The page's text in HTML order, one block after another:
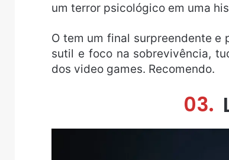
um terror psicológico em uma
O tem um final surpreendente
sutil e foco na sobrevivência,
dos video games. Recomendo.
03.